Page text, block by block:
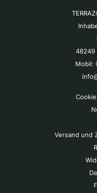
48249
Mobil:
Versand und